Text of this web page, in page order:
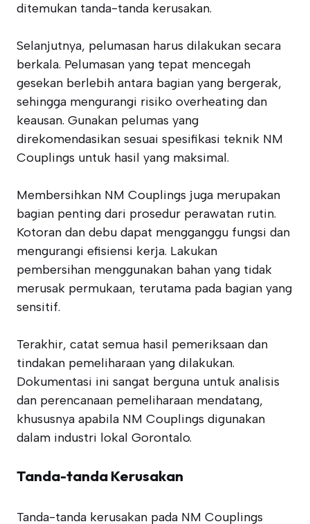
ditemukan tanda-tanda kerusakan.
Selanjutnya, pelumasan harus dilakukan secara
berkala. Pelumasan yang tepat mencegah
gesekan berlebih antara bagian yang bergerak,
sehingga mengurangi risiko overheating dan
keausan. Gunakan pelumas yang
direkomendasikan sesuai spesifikasi teknik NM
Couplings untuk hasil yang maksimal.
Membersihkan NM Couplings juga merupakan
bagian penting dari prosedur perawatan rutin.
Kotoran dan debu dapat mengganggu fungsi dan
mengurangi efisiensi kerja. Lakukan
pembersihan menggunakan bahan yang tidak
merusak permukaan, terutama pada bagian yang
sensitif.
Terakhir, catat semua hasil pemeriksaan dan
tindakan pemeliharaan yang dilakukan.
Dokumentasi ini sangat berguna untuk analisis
dan perencanaan pemeliharaan mendatang,
khususnya apabila NM Couplings digunakan
dalam industri lokal Gorontalo.
Tanda-tanda Kerusakan
Tanda-tanda kerusakan pada NM Couplings